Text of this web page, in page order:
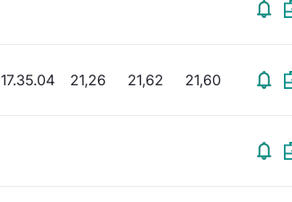
17.35.04 21,26 21,62 21,60